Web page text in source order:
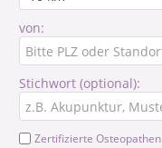
von:
Stichwort (optional):
Zertifizierte Osteopathen